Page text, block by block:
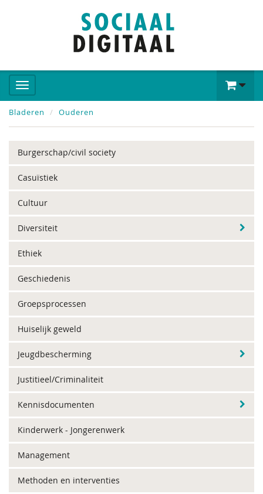
Bladeren Ouderen
Burgerschap/civil society
Casuïstiek
Cultuur
Diversiteit
Ethiek
Geschiedenis
Groepsprocessen
Huiselijk geweld
Jeugdbescherming
Justitieel/Criminaliteit
Kennisdocumenten
Kinderwerk - Jongerenwerk
Management
Methoden en interventies